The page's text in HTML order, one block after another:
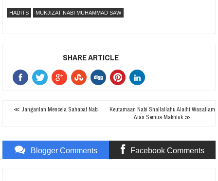
HADITS MUKJIZAT NABI MUHAMMAD SAW
SHARE ARTICLE
≪ Janganlah Mencela Sahabat Nabi
Keutamaan Nabi Shallallahu Alaihi Wasallam
Atas Semua Makhluk ≫
Blogger Comments Facebook Comments